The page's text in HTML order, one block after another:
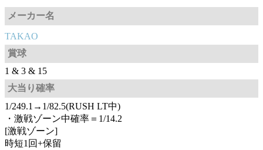
メーカー名
TAKAO
賞球
1 & 3 & 15
大当り確率
1/249.1→1/82.5(RUSH LT中)
・激戦ゾーン中確率＝1/14.2
[激戦ゾーン]
時短1回+保留